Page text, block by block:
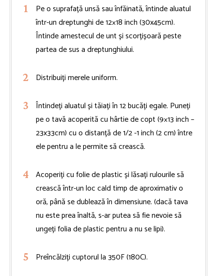
Pe o suprafață unsă sau înfăinată, întinde aluatul
într-un dreptunghi de 12×18 inch (30x45cm).
Întinde amestecul de unt și scorțișoară peste
partea de sus a dreptunghiului.
Distribuiți merele uniform.
Întindeți aluatul și tăiați în 12 bucăți egale. Puneți
pe o tavă acoperită cu hârtie de copt (9×13 inch –
23x33cm) cu o distanță de 1/2 -1 inch (2 cm) între
ele pentru a le permite să crească.
Acoperiți cu folie de plastic și lăsați rulourile să
crească într-un loc cald timp de aproximativ o
oră, până se dublează în dimensiune. (dacă tava
nu este prea înaltă, s-ar putea să fie nevoie să
ungeți folia de plastic pentru a nu se lipi).
Preîncălziți cuptorul la 350F (180C).